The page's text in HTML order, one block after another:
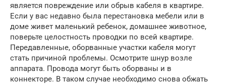
является повреждение или обрыв кабеля в квартире.
Если у вас недавно была перестановка мебели или в
доме живет маленький ребенок, домашнее животное,
поверьте целостность проводки по всей квартире.
Передавленные, оборванные участки кабеля могут
стать причиной проблемы. Осмотрите шнур возле
аппарата. Провода могут быть оборваны и в
коннекторе. В таком случае необходимо снова обжать